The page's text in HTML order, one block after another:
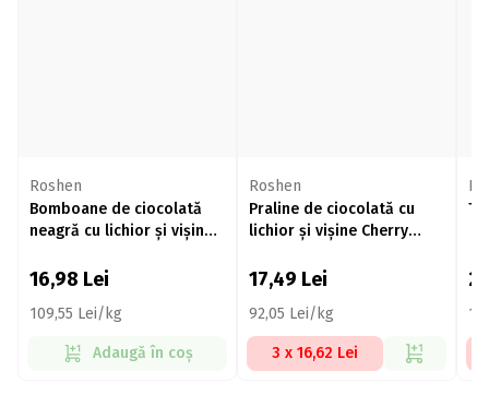
Roshen
Bomboane de ciocolată
neagră cu lichior și vișine
16,98 Lei
109,55 Lei/kg
Adaugă în coș
Roshen
Praline de ciocolată cu
lichior și vișine Cherry
17,49 Lei
92,05 Lei/kg
3 x 16,62 Lei